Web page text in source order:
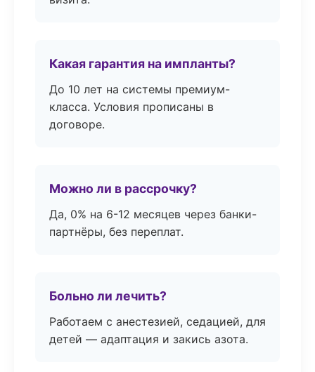
Какая гарантия на импланты?
До 10 лет на системы премиум-
класса. Условия прописаны в
договоре.
Можно ли в рассрочку?
Да, 0% на 6-12 месяцев через банки-
партнёры, без переплат.
Больно ли лечить?
Работаем с анестезией, седацией, для
детей — адаптация и закись азота.